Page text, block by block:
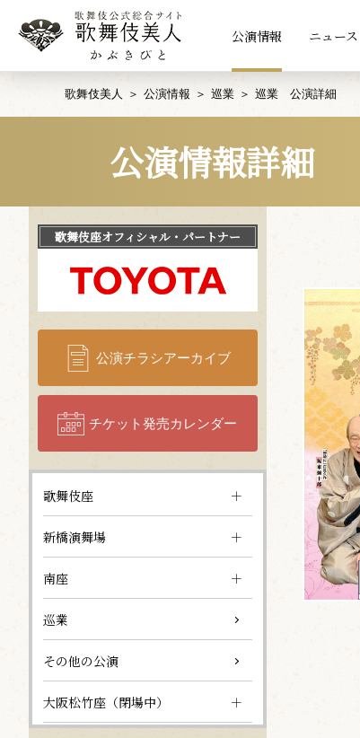
公演情報 ニュース
歌舞伎美人 公演情報 巡業 巡業 公演詳細
公演情報詳細
歌舞伎座オフィシャル・パートナー
公演チラシアーカイブ
チケット発売カレンダー
歌舞伎座
新橋演舞場
南座
巡業
その他の公演
大阪松竹座（閉場中）